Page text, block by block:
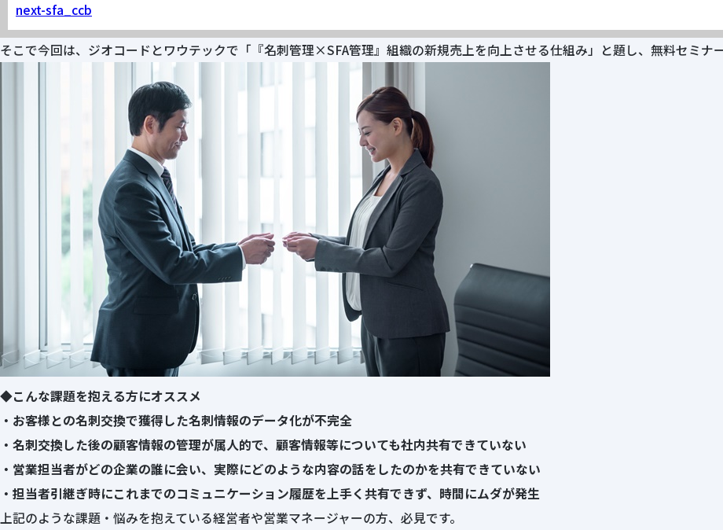
next-sfa_ccb
そこで今回は、ジオコードとワウテックで「『名刺管理×SFA管理』組織の新規売上を向上させる仕組み」と題し、無料セミナ
◆こんな課題を抱える方にオススメ
・お客様との名刺交換で獲得した名刺情報のデータ化が不完全
・名刺交換した後の顧客情報の管理が属人的で、顧客情報等についても社内共有できていない
・営業担当者がどの企業の誰に会い、実際にどのような内容の話をしたのかを共有できていない
・担当者引継ぎ時にこれまでのコミュニケーション履歴を上手く共有できず、時間にムダが発生
上記のような課題・悩みを抱えている経営者や営業マネージャーの方、必見です。